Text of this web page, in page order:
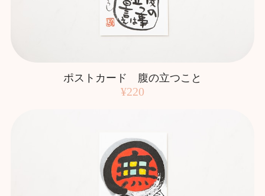
ポストカード 腹の立つこと
¥220